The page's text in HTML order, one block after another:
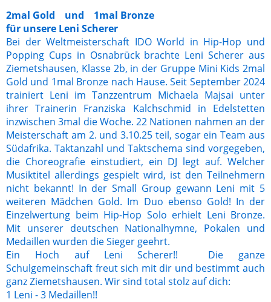
2mal Gold und 1mal Bronze
für unsere Leni Scherer
Bei der Weltmeisterschaft IDO World in Hip-Hop und
Popping Cups in Osnabrück brachte Leni Scherer aus
Ziemetshausen, Klasse 2b, in der Gruppe Mini Kids 2mal
Gold und 1mal Bronze nach Hause. Seit September 2024
trainiert Leni im Tanzzentrum Michaela Majsai unter
ihrer Trainerin Franziska Kalchschmid in Edelstetten
inzwischen 3mal die Woche. 22 Nationen nahmen an der
Meisterschaft am 2. und 3.10.25 teil, sogar ein Team aus
Südafrika. Taktanzahl und Taktschema sind vorgegeben,
die Choreografie einstudiert, ein DJ legt auf. Welcher
Musiktitel allerdings gespielt wird, ist den Teilnehmern
nicht bekannt! In der Small Group gewann Leni mit 5
weiteren Mädchen Gold. Im Duo ebenso Gold! In der
Einzelwertung beim Hip-Hop Solo erhielt Leni Bronze.
Mit unserer deutschen Nationalhymne, Pokalen und
Medaillen wurden die Sieger geehrt.
Ein Hoch auf Leni Scherer!! Die ganze
Schulgemeinschaft freut sich mit dir und bestimmt auch
ganz Ziemetshausen. Wir sind total stolz auf dich:
1 Leni - 3 Medaillen!!